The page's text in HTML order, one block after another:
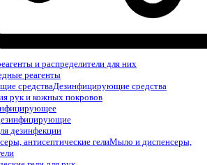
и распределители для них
реагенты
Дезинфицирующие средства
рук и кожных покровов
дезинфекции
Мыло и диспенсеры,